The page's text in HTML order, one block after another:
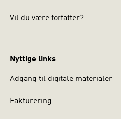
Vil du være forfatter?
Nyttige links
Adgang til digitale materialer
Fakturering